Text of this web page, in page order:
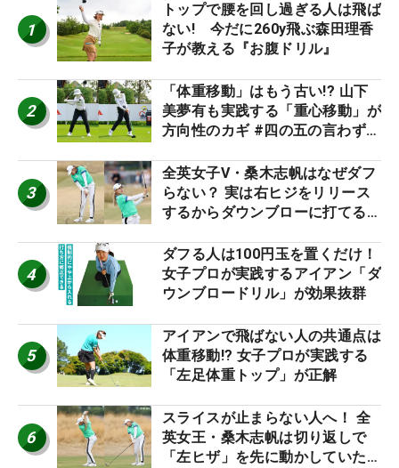
1
トップで腰を回し過ぎる人は飛ば
ない! 今だに260y飛ぶ森田理香
子が教える『お腹ドリル』
2
「体重移動」はもう古い!? 山下
美夢有も実践する「重心移動」が
方向性のカギ #四の五の言わず振
3
全英女子V・桑木志帆はなぜダフ
らない？ 実は右ヒジをリリース
するからダウンブローに打てる #
4
ダフる人は100円玉を置くだけ！
女子プロが実践するアイアン「ダ
ウンブロードリル」が効果抜群
5
アイアンで飛ばない人の共通点は
体重移動!? 女子プロが実践する
「左足体重トップ」が正解
6
スライスが止まらない人へ！ 全
英女王・桑木志帆は切り返しで
「左ヒザ」を先に動かしていた